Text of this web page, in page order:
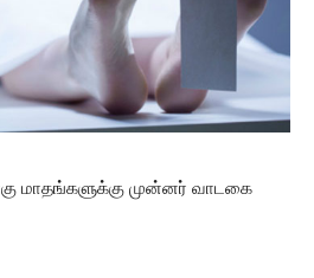
மாதங்களுக்கு முன்னர் வாடகை